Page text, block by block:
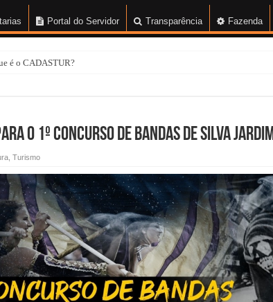
Portal do Servidor Transparência Fazenda
é o CADASTUR?
o 1º Concurso de Bandas de Silva Jardim
Turismo